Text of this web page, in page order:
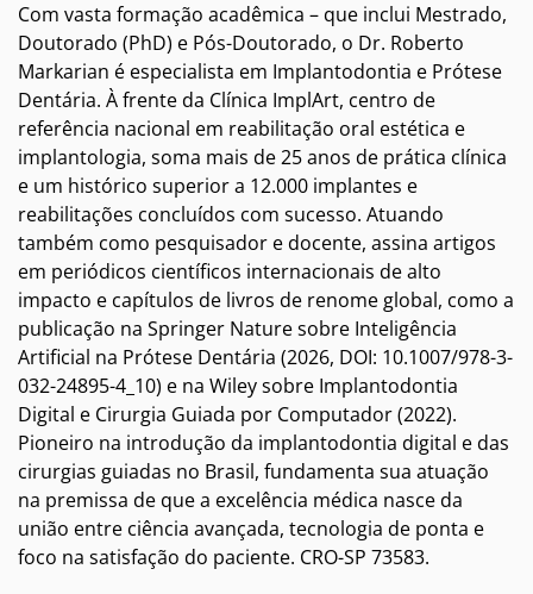
Com vasta formação acadêmica – que inclui Mestrado,
Doutorado (PhD) e Pós-Doutorado, o Dr. Roberto
Markarian é especialista em Implantodontia e Prótese
Dentária. À frente da Clínica ImplArt, centro de
referência nacional em reabilitação oral estética e
implantologia, soma mais de 25 anos de prática clínica
e um histórico superior a 12.000 implantes e
reabilitações concluídos com sucesso. Atuando
também como pesquisador e docente, assina artigos
em periódicos científicos internacionais de alto
impacto e capítulos de livros de renome global, como a
publicação na Springer Nature sobre Inteligência
Artificial na Prótese Dentária (2026, DOI: 10.1007/978-3-
032-24895-4_10) e na Wiley sobre Implantodontia
Digital e Cirurgia Guiada por Computador (2022).
Pioneiro na introdução da implantodontia digital e das
cirurgias guiadas no Brasil, fundamenta sua atuação
na premissa de que a excelência médica nasce da
união entre ciência avançada, tecnologia de ponta e
foco na satisfação do paciente. CRO-SP 73583.